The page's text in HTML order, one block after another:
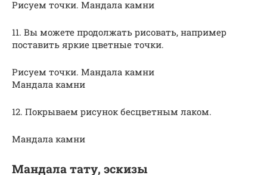
Рисуем точки. Мандала камни
11. Вы можете продолжать рисовать, например
поставить яркие цветные точки.
Рисуем точки. Мандала камни
Мандала камни
12. Покрываем рисунок бесцветным лаком.
Мандала камни
Мандала тату, эскизы